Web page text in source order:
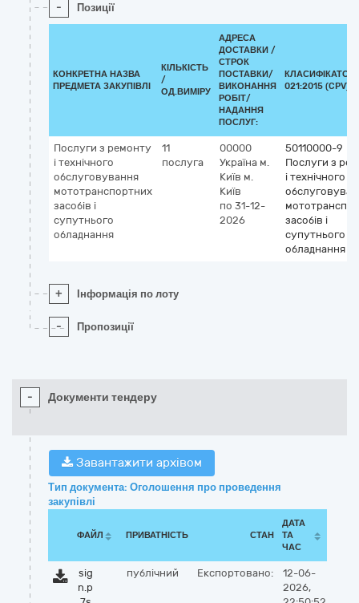
- Позиції
КОНКРЕТНА НАЗВА
ПРЕДМЕТА ЗАКУПІВЛІ
КІЛЬКІСТЬ
/
ОД.ВИМІРУ
АДРЕСА
ДОСТАВКИ /
СТРОК
ПОСТАВКИ/
ВИКОНАННЯ
РОБІТ/
НАДАННЯ
ПОСЛУГ:
КЛАСИФІКАТОР
021:2015 (CPV)
Послуги з ремонту
і технічного
обслуговування
мототранспортних
засобів і
супутнього
обладнання
11
послуга
00000
Україна м.
Київ м.
Київ
по 31-12-
2026
50110000-9
Послуги з
і технічного
засобів і
супутнього
обладнання
+ Інформація по лоту
- Пропозиції
- Документи тендеру
Завантажити архівом
Тип документа: Оголошення про проведення
закупівлі
ФАЙЛ ПРИВАТНІСТЬ СТАН
ДАТА
ТА
ЧАС
sig
n.p
публічний Експортовано:
12-06-
2026,